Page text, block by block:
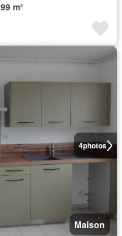
99 m²
4photos
Maison